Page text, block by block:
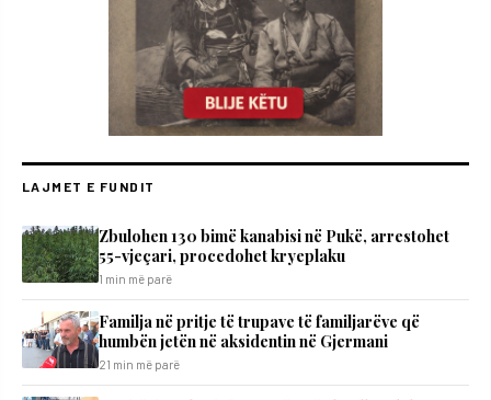
LAJMET E FUNDIT
Zbulohen 130 bimë kanabisi në Pukë, arrestohet
55-vjeçari, procedohet kryeplaku
1 min më parë
​Familja në pritje të trupave të familjarëve që
humbën jetën në aksidentin në Gjermani
21 min më parë